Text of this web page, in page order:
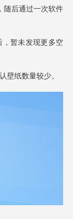
随后通过一次软件
，暂未发现更多空
壁纸数量较少。